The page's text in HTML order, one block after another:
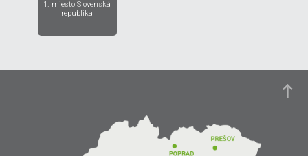
1. miesto Slovenská
republika